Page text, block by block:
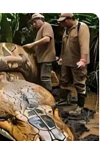
Feyssard
trop si c’est
de Tomas. Eve
avec Tomas pour
Charles
le choix.